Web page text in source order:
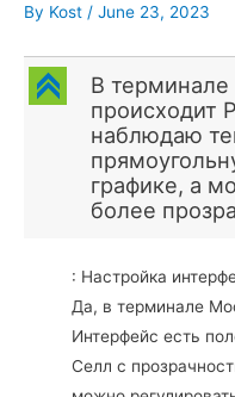
By Kost / June 23, 2023
C
В терминале
происходит
наблюдаю
графике, а
более
: Настройка
Да, в терминале
Интерфейс есть
Селл с